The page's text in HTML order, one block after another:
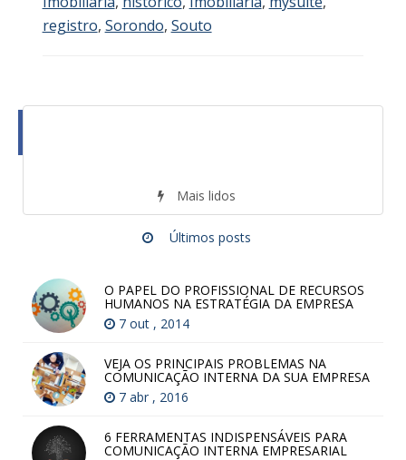
registro, Sorondo, Souto
Mais lidos
Últimos posts
O PAPEL DO PROFISSIONAL DE RECURSOS
HUMANOS NA ESTRATÉGIA DA EMPRESA
7 out , 2014
VEJA OS PRINCIPAIS PROBLEMAS NA
COMUNICAÇÃO INTERNA DA SUA EMPRESA
7 abr , 2016
6 FERRAMENTAS INDISPENSÁVEIS PARA
COMUNICAÇÃO INTERNA EMPRESARIAL